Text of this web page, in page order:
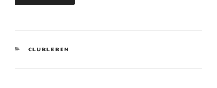
KATEGORIEN
CLUBLEBEN